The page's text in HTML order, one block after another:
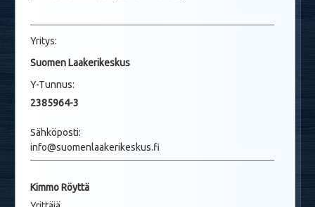
Yritys:
Suomen Laakerikeskus
Y-Tunnus:
2385964-3
Sähköposti:
info@suomenlaakerikeskus.fi
Kimmo Röyttä